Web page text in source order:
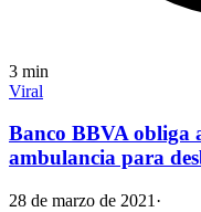
3 min
Viral
Banco BBVA obliga
ambulancia para
28 de marzo de 2021 ·